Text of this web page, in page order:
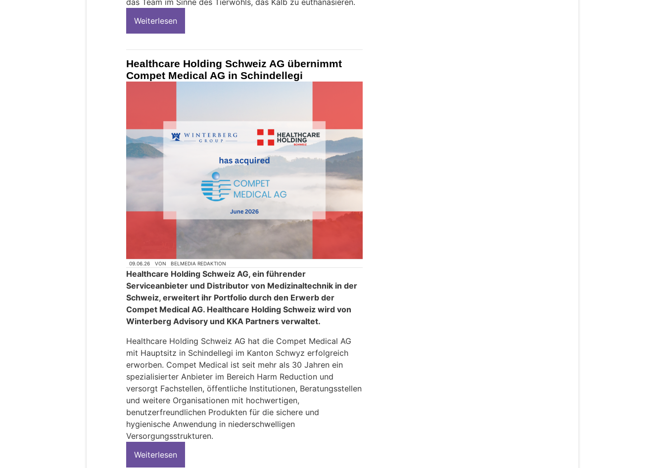
das Team im Sinne des Tierwohls, das Kalb zu euthanasieren.
Weiterlesen
Healthcare Holding Schweiz AG übernimmt
Compet Medical AG in Schindellegi
09.06.26 VON BELMEDIA REDAKTION
Healthcare Holding Schweiz AG, ein führender
Serviceanbieter und Distributor von Medizinaltechnik in der
Schweiz, erweitert ihr Portfolio durch den Erwerb der
Compet Medical AG. Healthcare Holding Schweiz wird von
Winterberg Advisory und KKA Partners verwaltet.
Healthcare Holding Schweiz AG hat die Compet Medical AG
mit Hauptsitz in Schindellegi im Kanton Schwyz erfolgreich
erworben. Compet Medical ist seit mehr als 30 Jahren ein
spezialisierter Anbieter im Bereich Harm Reduction und
versorgt Fachstellen, öffentliche Institutionen, Beratungsstellen
und weitere Organisationen mit hochwertigen,
benutzerfreundlichen Produkten für die sichere und
hygienische Anwendung in niederschwelligen
Versorgungsstrukturen.
Weiterlesen